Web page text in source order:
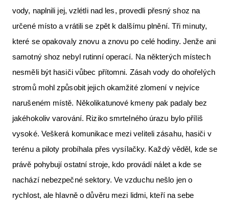
vody, naplnili jej, vzlétli nad les, provedli přesný shoz na
určené místo a vrátili se zpět k dalšímu plnění. Tři minuty,
které se opakovaly znovu a znovu po celé hodiny. Jenže ani
samotný shoz nebyl rutinní operací. Na některých místech
nesměli být hasiči vůbec přítomni. Zásah vody do ohořelých
stromů mohl způsobit jejich okamžité zlomení v nejvíce
narušeném místě. Několikatunové kmeny pak padaly bez
jakéhokoliv varování. Riziko smrtelného úrazu bylo příliš
vysoké. Veškerá komunikace mezi veliteli zásahu, hasiči v
terénu a piloty probíhala přes vysílačky. Každý věděl, kde se
právě pohybují ostatní stroje, kdo provádí nálet a kde se
nachází nebezpečné sektory. Ve vzduchu nešlo jen o
rychlost, ale hlavně o důvěru mezi lidmi, kteří na sebe